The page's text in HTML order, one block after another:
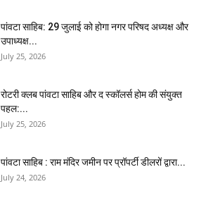
पांवटा साहिब: 29 जुलाई को होगा नगर परिषद अध्यक्ष और
उपाध्यक्ष...
July 25, 2026
​रोटरी क्लब पांवटा साहिब और द स्कॉलर्स होम की संयुक्त
पहल:...
July 25, 2026
पांवटा साहिब : राम मंदिर जमीन पर प्रॉपर्टी डीलरों द्वारा...
July 24, 2026